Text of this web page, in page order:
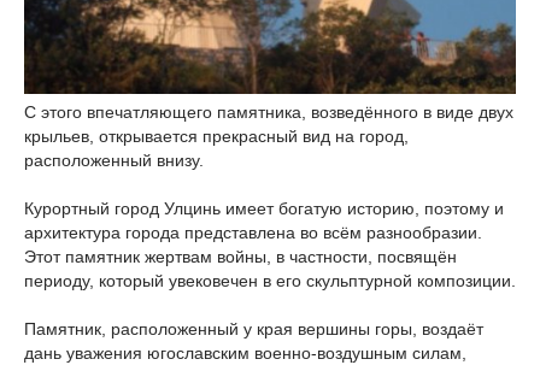
С этого впечатляющего памятника, возведённого в виде двух
крыльев, открывается прекрасный вид на город,
расположенный внизу.
Курортный город Улцинь имеет богатую историю, поэтому и
архитектура города представлена во всём разнообразии.
Этот памятник жертвам войны, в частности, посвящён
периоду, который увековечен в его скульптурной композиции.
Памятник, расположенный у края вершины горы, воздаёт
дань уважения югославским военно-воздушным силам,